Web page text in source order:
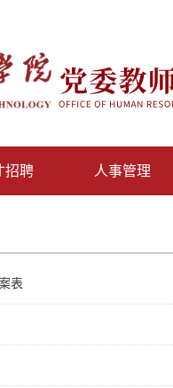
招聘 人事管理
表